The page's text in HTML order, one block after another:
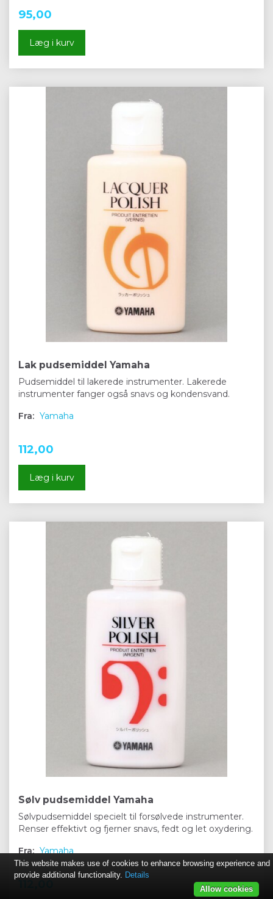
95,00
Læg i kurv
Lak pudsemiddel Yamaha
Pudsemiddel til lakerede instrumenter. Lakerede
instrumenter fanger også snavs og kondensvand.
Fra: Yamaha
112,00
Læg i kurv
Sølv pudsemiddel Yamaha
Sølvpudsemiddel specielt til forsølvede instrumenter.
Renser effektivt og fjerner snavs, fedt og let oxydering.
Fra: Yamaha
This website makes use of cookies to enhance browsing experience and
provide additional functionality. Details
Allow cookies